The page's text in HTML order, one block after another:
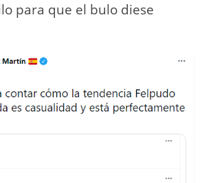
para que el bulo diese